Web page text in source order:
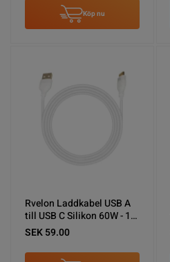
Köp nu
Rvelon Laddkabel USB A
till USB C Silikon 60W - 1M
Vit
SEK 59.00